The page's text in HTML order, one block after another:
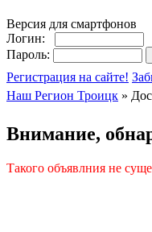
Версия для смартфонов
Логин:
Пароль:
Регистрация на сайте!
Наш Регион Троицк »
Внимание,
Такого объявлния не